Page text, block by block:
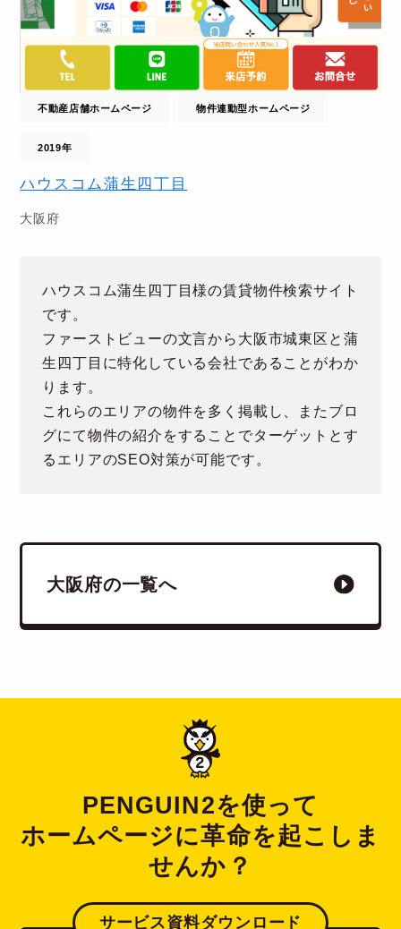
不動産店舗ホームページ 物件連動型ホームページ
2019年
ハウスコム蒲生四丁目
大阪府
ハウスコム蒲生四丁目様の賃貸物件検索サイト
です。
ファーストビューの文言から大阪市城東区と蒲
生四丁目に特化している会社であることがわか
ります。
これらのエリアの物件を多く掲載し、またブロ
グにて物件の紹介をすることでターゲットとす
るエリアのSEO対策が可能です。
大阪府の一覧へ
PENGUIN2を使って
ホームページに革命を起こしま
せんか？
サービス資料ダウンロード